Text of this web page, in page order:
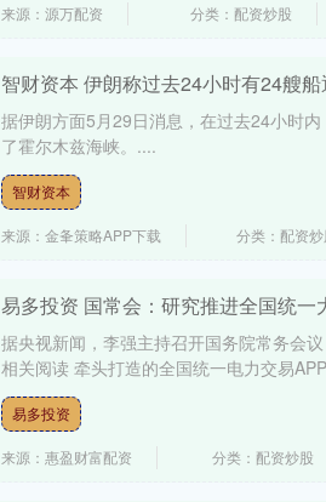
来源：源万配资 分类：配资炒股
智财资本 伊朗称过去24小时有24艘
据伊朗方面5月29日消息，在过去24小时
了霍尔木兹海峡。....
智财资本
来源：金夆策略APP下载 分类：配资炒
易多投资 国常会：研究推进全国统一
据央视新闻，李强主持召开国务院常务会
相关阅读 牵头打造的全国统一电力交易
易多投资
来源：惠盈财富配资 分类：配资炒股